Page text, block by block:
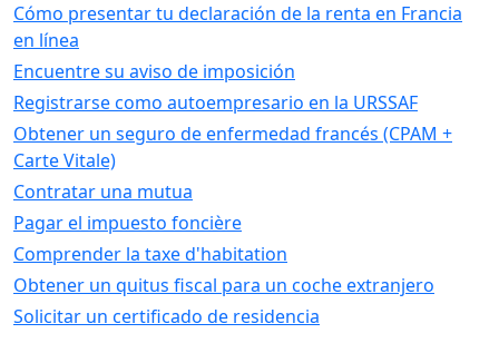
Cómo presentar tu declaración de la renta en Francia
en línea
Encuentre su aviso de imposición
Registrarse como autoempresario en la URSSAF
Obtener un seguro de enfermedad francés (CPAM +
Carte Vitale)
Contratar una mutua
Pagar el impuesto foncière
Comprender la taxe d'habitation
Obtener un quitus fiscal para un coche extranjero
Solicitar un certificado de residencia